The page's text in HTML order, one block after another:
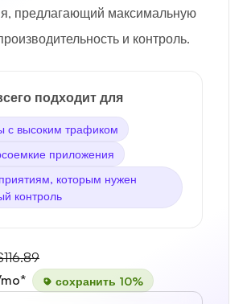
предлагающий максимальную
и контроль.
подходит для
с высоким трафиком
приложения
которым нужен
контроль
сохранить 10%